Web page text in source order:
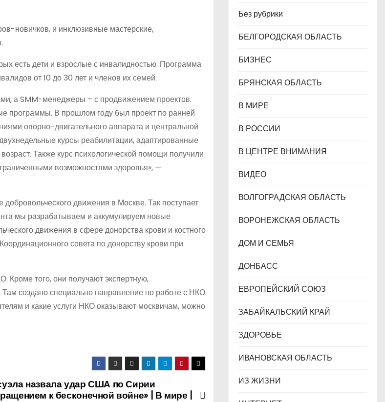
новичков, и инклюзивные мастерские,
есть дети и взрослые с инвалидностью. Программа
от 10 до 30 лет и членов их семей.
программы. В прошлом году был проект по ранней
опорно-двигательного аппарата и центральной
курсы реабилитации, адаптированные
Также курс психологической помощи получили
возможностями здоровья», —
движения в Москве. Так поступает
мы разрабатываем и аккумулируем новые
движения в сфере донорства крови и костного
совета по донорству крови при
Кроме того, они получают экспертную,
создано специально направление по работе с НКО
и какие услуги НКО оказывают москвичам, можно
назвала удар США по Сирии
к бесконечной войне» | В мире |
Без рубрики
БЕЛГОРОДСКАЯ ОБЛАСТЬ
БИЗНЕС
БРЯНСКАЯ ОБЛАСТЬ
В МИРЕ
В РОССИИ
В ЦЕНТРЕ ВНИМАНИЯ
ВИДЕО
ВОЛГОГРАДСКАЯ ОБЛАСТЬ
ВОРОНЕЖСКАЯ ОБЛАСТЬ
ДОМ И СЕМЬЯ
ДОНБАСС
ЕВРОПЕЙСКИЙ СОЮЗ
ЗАБАЙКАЛЬСКИЙ КРАЙ
ЗДОРОВЬЕ
ИВАНОВСКАЯ ОБЛАСТЬ
ИЗ ЖИЗНИ